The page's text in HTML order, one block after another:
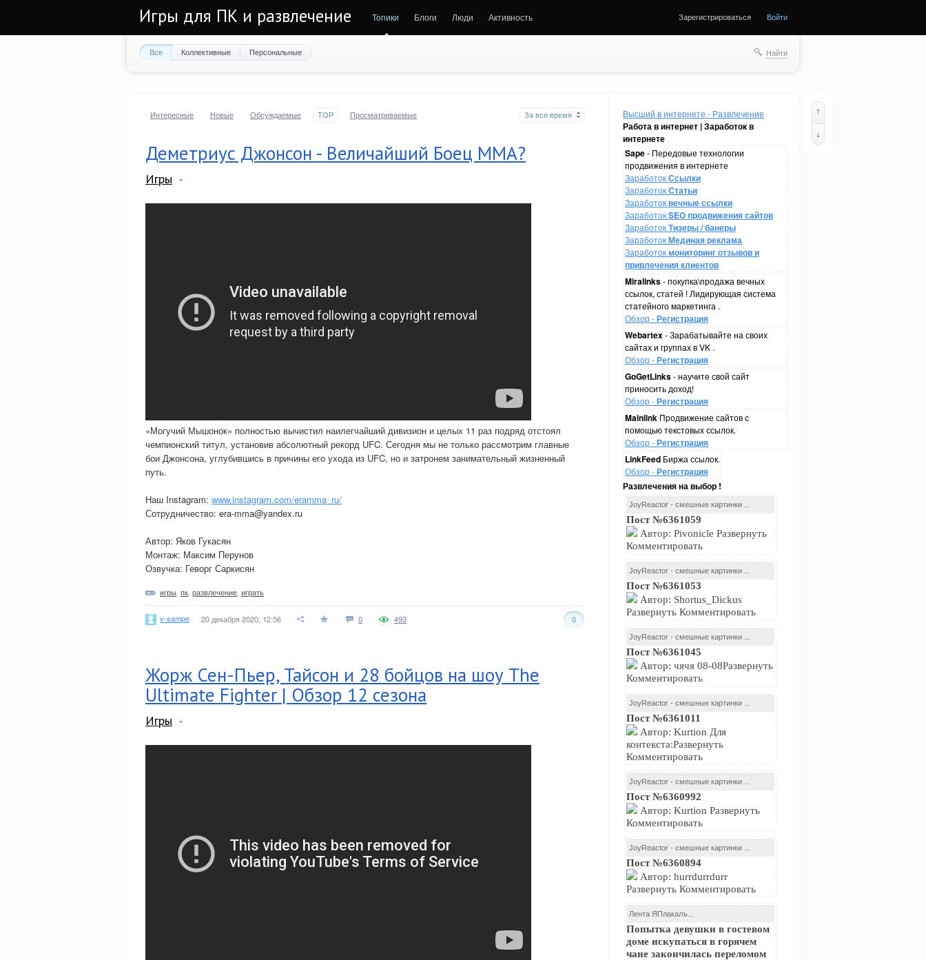
Игры для ПК и развлечение Топики Блоги Люди Активность Зарегистрироваться Войти
Все Коллективные Персональные Найти
Высший в интернете - Развлечение
Работа в интернет | Заработок в
интернете
Sape- Передовые технологии
продвижения в интернете
ЗаработокСсылки
ЗаработокСтатьи
Заработоквечные ссылки
ЗаработокSEO продвижения сайтов
ЗаработокТизеры / банеры
ЗаработокМединая реклама
Заработокмониторинг отзывов и
привлечения клиентов
Miralinks- покупка\продажа вечных
ссылок, статей ! Лидирующая система
статейного маркетинга .
Обзор -Регистрация
Webartex- Зарабатывайте на своих
сайтах и группах в VK .
Обзор -Регистрация
GoGetLinks- научите свой сайт
приносить доход!
Обзор -Регистрация
Mainlink Продвижение сайтов с
помощью текстовых ссылок.
Обзор -Регистрация
LinkFeed Биржа ссылок.
Обзор -Регистрация
Развлечения на выбор !
JoyReactor - смешные картинки ...
Пост №6361059
Автор: Pivonicle Развернуть
Комментировать
JoyReactor - смешные картинки ...
Пост №6361053
Автор: Shortus_Dickus
Развернуть Комментировать
JoyReactor - смешные картинки ...
Пост №6361045
Автор: чячя 08-08Развернуть
Комментировать
JoyReactor - смешные картинки ...
Пост №6361011
Автор: Kurtion Для
контекста:Развернуть
Комментировать
JoyReactor - смешные картинки ...
Пост №6360992
Автор: Kurtion Развернуть
Комментировать
JoyReactor - смешные картинки ...
Пост №6360894
Автор: hurrdurrdurr
Развернуть Комментировать
Лента ЯПлакалъ...
Попытка девушки в гостевом
доме искупаться в горячем
чане закончилась переломом
Интересные Новые Обсуждаемые TOP Просматриваемые За все время
Деметриус Джонсон - Величайший Боец ММА?
Игры
«Могучий Мышонок» полностью вычистил наилегчайший дивизион и целых 11 раз подряд отстоял
чемпионский титул, установив абсолютный рекорд UFC. Сегодня мы не только рассмотрим главные
бои Джонсона, углубившись в причины его ухода из UFC, но и затронем занимательный жизненный
путь.
Наш Instagram: www.instagram.com/eramma_ru/
Сотрудничество: era-mma@yandex.ru
Автор: Яков Гукасян
Монтаж: Максим Перунов
Озвучка: Геворг Саркисян
игры пк развлечение играть
v-sampe 20 декабря 2020, 12:56 0 0
493
Жорж Сен-Пьер, Тайсон и 28 бойцов на шоу The
Ultimate Fighter | Обзор 12 сезона
Игры